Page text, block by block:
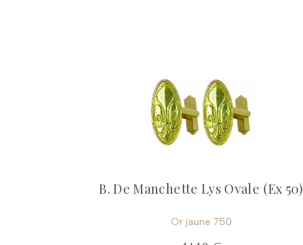
B. De Manchette Lys Ovale (Ex 50)
Or jaune 750